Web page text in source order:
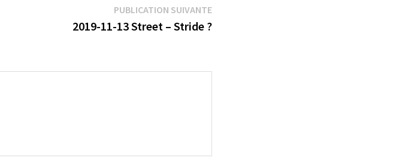
PUBLICATION SUIVANTEPublication
suivante :
2019-11-13 Street – Stride ?